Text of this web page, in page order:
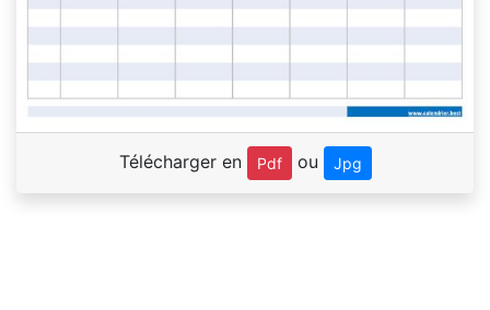
Télécharger en Pdf ou Jpg